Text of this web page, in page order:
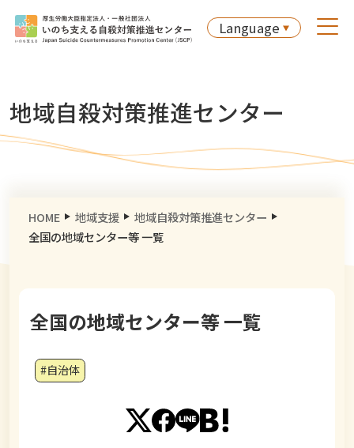
Language
地域自殺対策推進センター
HOME 地域支援
地域自殺対策推進センター
全国の地域センター等 一覧
全国の地域センター等 一覧
#自治体